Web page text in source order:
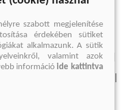
felmondási nyilatkozat
szabott megjelenítése
érdekében sütiket
alkalmazunk. A sütik
valamint azok
információide kattintva